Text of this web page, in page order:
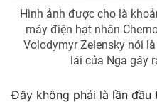
Nguyễn Trọng Ninh
Tổng đài VTV:024.38 355
Ðiện thoại Thời báo VTV:
toasoan@vtv.vn
Hình ảnh được cho là
máy điện hạt nhân
Volodymyr Zelensky nói
lái của Nga gây
Đây không phải là lần đầu